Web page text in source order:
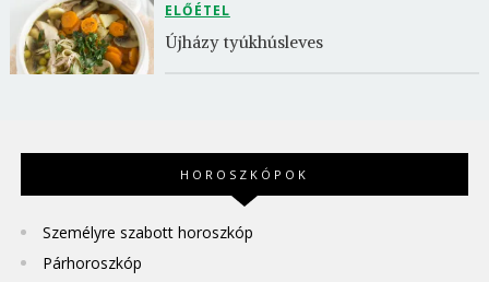
ELŐÉTEL
Újházy tyúkhúsleves
HOROSZKÓPOK
Személyre szabott horoszkóp
Párhoroszkóp